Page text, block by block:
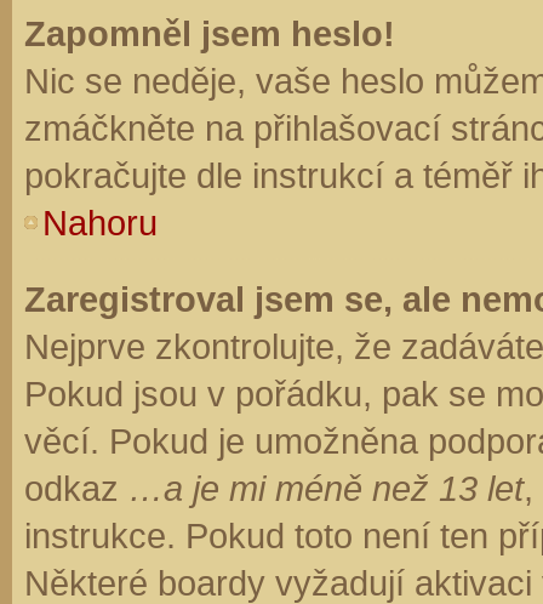
Zapomněl jsem heslo!
Nic se neděje, vaše heslo
zmáčkněte na přihlašovací
pokračujte dle instrukcí a téměř
Nahoru
Zaregistroval jsem se, ale
Nejprve zkontrolujte, že
Pokud jsou v pořádku, pak se
věcí. Pokud je umožněna
odkaz …a je mi méně než 13 let,
instrukce. Pokud toto není ten
Některé boardy vyžadují